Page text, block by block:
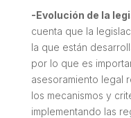
-Evolución de la
cuenta que la
la que están
por lo que es
asesoramiento legal
los mecanismos y
implementando las